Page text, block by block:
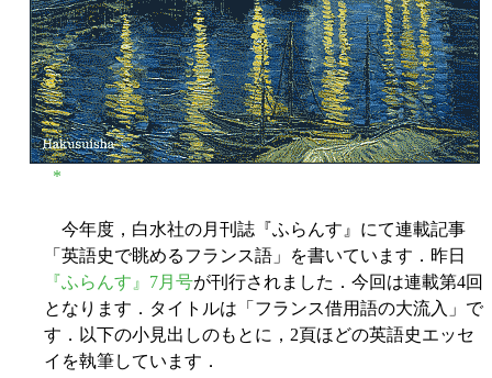
*
今年度，白水社の月刊誌『ふらんす』にて連載記事
「英語史で眺めるフランス語」を書いています．昨日
『ふらんす』7月号が刊行されました．今回は連載第4回
となります．タイトルは「フランス借用語の大流入」で
す．以下の小見出しのもとに，2頁ほどの英語史エッセ
イを執筆しています．